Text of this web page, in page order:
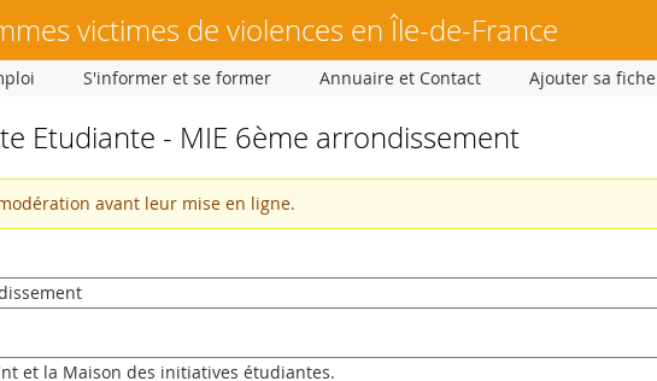
victimes de violences en Île-de-France
Etudiante - MIE 6ème arrondissement
avant leur mise en ligne.
S'informer et se former Annuaire et Contact Ajouter sa fiche